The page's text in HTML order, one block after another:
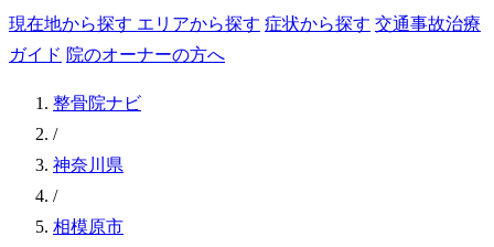
現在地から探す エリアから探す 症状から探す 交通事故治療
ガイド 院のオーナーの方へ
整骨院ナビ
/
神奈川県
/
相模原市